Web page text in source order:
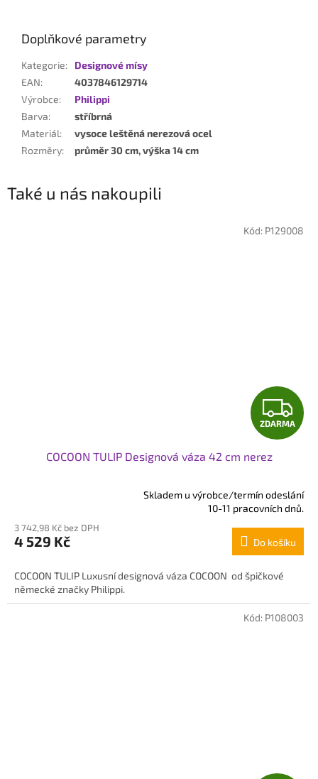
Doplňkové parametry
Kategorie:
Designové mísy
EAN:
4037846129714
Výrobce:
Philippi
Barva:
stříbrná
Materiál:
vysoce leštěná nerezová ocel
Rozměry: průměr 30 cm, výška 14 cm
Také u nás nakoupili
Z
D
R
M
A
ZDARMA
COCOON TULIP Designová váza 42 cm nerez
produktu
je
z
5
hvězdiček.
Skladem u výrobce/termín odeslání
10-11 pracovních dnů.
3 742,98 Kč bez DPH
4 529 Kč Do košíku
COCOON TULIP Luxusní designová váza COCOON od špičkové
německé značky Philippi.
Kód: P129008
Kód: P108003